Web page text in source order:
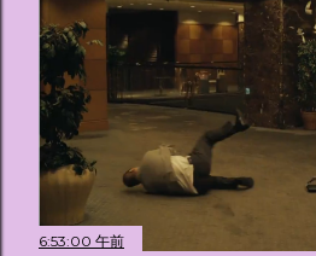
6:53:00 午前